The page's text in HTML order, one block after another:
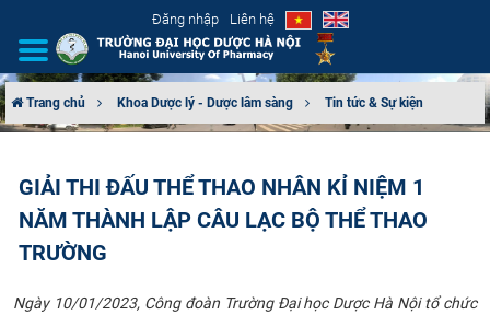
Đăng nhập Liên hệ
CƠ CẤU TỔ CHỨC
TUYỂN SINH
ĐÀO TẠO
Trang chủ Khoa Dược lý - Dược lâm sàng Tin tức & Sự kiện
GIẢI THI ĐẤU THỂ THAO NHÂN KỈ NIỆM 1
NĂM THÀNH LẬP CÂU LẠC BỘ THỂ THAO
TRƯỜNG
Ngày 10/01/2023, Công đoàn Trường Đại học Dược Hà Nội tổ chức